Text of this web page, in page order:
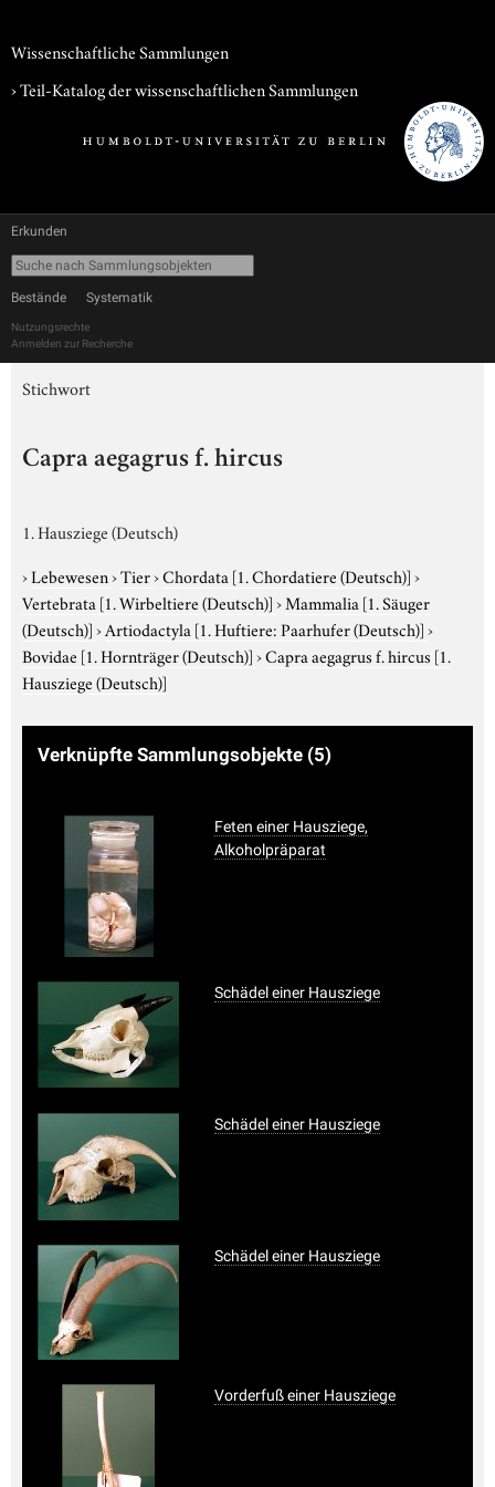
Wissenschaftliche Sammlungen
› Teil-Katalog der wissenschaftlichen Sammlungen
Erkunden
Bestände Systematik
Nutzungsrechte
Anmelden zur Recherche
Stichwort
Capra aegagrus f. hircus
1. Hausziege (Deutsch)
›Lebewesen›Tier›Chordata [1. Chordatiere (Deutsch)]›
Vertebrata [1. Wirbeltiere (Deutsch)]›Mammalia [1. Säuger
(Deutsch)]›Artiodactyla [1. Huftiere: Paarhufer (Deutsch)]›
Bovidae [1. Hornträger (Deutsch)]›Capra aegagrus f. hircus [1.
Hausziege (Deutsch)]
Verknüpfte Sammlungsobjekte (5)
Feten einer Hausziege,
Alkoholpräparat
Schädel einer Hausziege
Schädel einer Hausziege
Schädel einer Hausziege
Vorderfuß einer Hausziege